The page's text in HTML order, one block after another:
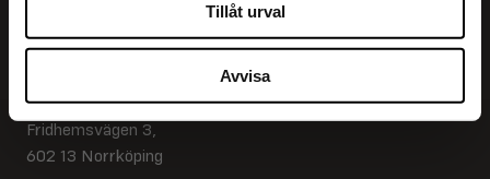
Tillåt urval
Avvisa
Kontakt
Fridhemsvägen 3,
602 13 Norrköping